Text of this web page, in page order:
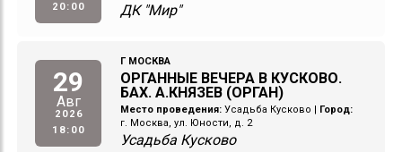
20:00
ДК "Мир"
29
Авг
2026
18:00
Г МОСКВА
ОРГАННЫЕ ВЕЧЕРА В КУСКОВО.
БАХ. А.КНЯЗЕВ (ОРГАН)
Место проведения: Усадьба Кусково
Город:
г. Москва, ул. Юности, д. 2
Усадьба Кусково